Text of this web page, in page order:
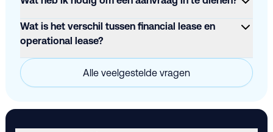
Wat is het verschil tussen financial lease en
operational lease?
Alle veelgestelde vragen